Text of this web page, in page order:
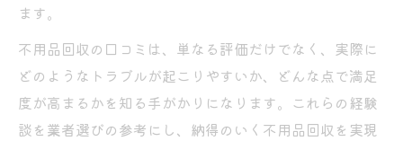
ます。
不用品回収の口コミは、単なる評価だけでなく、実際に
どのようなトラブルが起こりやすいか、どんな点で満足
度が高まるかを知る手がかりになります。これらの経験
談を業者選びの参考にし、納得のいく不用品回収を実現